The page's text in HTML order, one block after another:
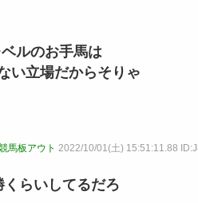
ルのお手馬は
い立場だからそりゃ
馬板アウト 2022/10/01(土) 15:51:11.88
らいしてるだろ